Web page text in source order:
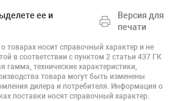
ее и
Версия для
печати
товарах носит справочный характер и не
в соответствии с пунктом 2 статьи 437 ГК
гамма, технические характеристики,
товара могут быть изменены
дилера и потребителя. Информация о
поставки носят справочный характер.